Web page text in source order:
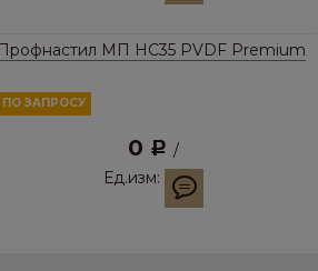
Профнастил МП HC35 PVDF Premium
ПО ЗАПРОСУ
0 Р /
Ед.изм: